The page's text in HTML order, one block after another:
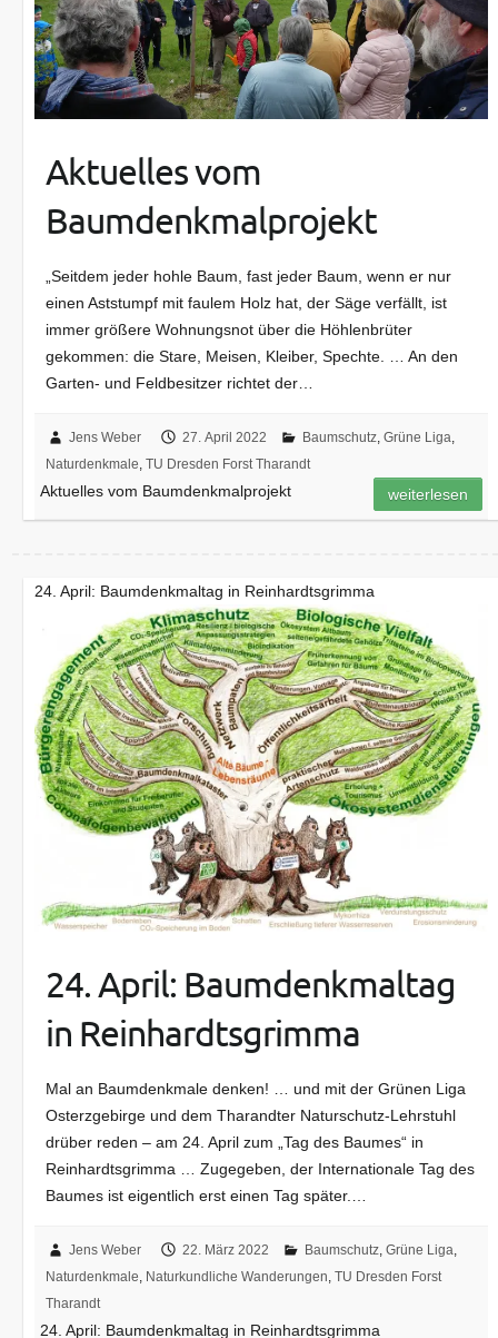
Aktuelles vom
Baumdenkmalprojekt
„Seitdem jeder hohle Baum, fast jeder Baum, wenn er nur
einen Aststumpf mit faulem Holz hat, der Säge verfällt, ist
immer größere Wohnungsnot über die Höhlenbrüter
gekommen: die Stare, Meisen, Kleiber, Spechte. … An den
Garten- und Feldbesitzer richtet der…
Jens Weber 27. April 2022 Baumschutz,Grüne Liga,
Naturdenkmale,TU Dresden Forst Tharandt
Aktuelles vom Baumdenkmalprojekt weiterlesen
24. April: Baumdenkmaltag in Reinhardtsgrimma
24. April: Baumdenkmaltag
in Reinhardtsgrimma
Mal an Baumdenkmale denken! … und mit der Grünen Liga
Osterzgebirge und dem Tharandter Naturschutz-Lehrstuhl
drüber reden – am 24. April zum „Tag des Baumes“ in
Reinhardtsgrimma … Zugegeben, der Internationale Tag des
Baumes ist eigentlich erst einen Tag später.…
Jens Weber 22. März 2022 Baumschutz,Grüne Liga,
Naturdenkmale, Naturkundliche Wanderungen,TU Dresden Forst
Tharandt
24. April: Baumdenkmaltag in Reinhardtsgrimma